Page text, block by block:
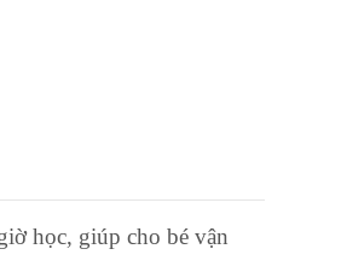
học, giúp cho bé vận